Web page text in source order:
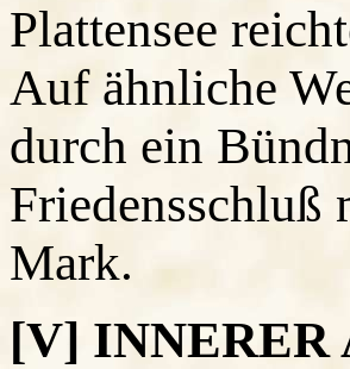
Plattensee
Auf ähnliche
durch ein
Friedensschluß
Mark.
[V] INNERER